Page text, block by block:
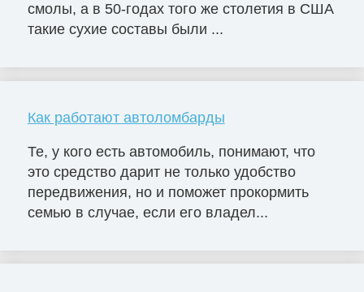
смолы, а в 50-годах того же столетия в США
такие сухие составы были ...
Как работают автоломбарды
Те, у кого есть автомобиль, понимают, что
это средство дарит не только удобство
передвижения, но и поможет прокормить
семью в случае, если его владел...